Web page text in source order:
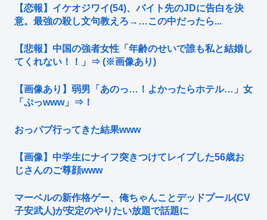
【恋報】イケオジワイ(54)、バイト先のJDに告白を決
意。最強の殺し文句教えろ→…この中だったら...
【悲報】中国の強者女性「年齢のせいで誰も私と結婚し
てくれない！！」⇒ (※画像あり)
【画像あり】弱男「あのっ…！よかったらホテル…」女
「ぷっwww」⇒！
おっパブ行ってきた結果www
【画像】中学生にナイフ突きつけてレイプした56歳お
じさんのご尊顔www
マーベルの新作格ゲー、俺ちゃんことデッドプール(CV
子安武人)が安定のやりたい放題で話題に